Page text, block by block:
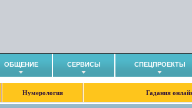
ОБЩЕНИЕ СЕРВИСЫ СПЕЦПРОЕКТЫ
Нумерология Гадания